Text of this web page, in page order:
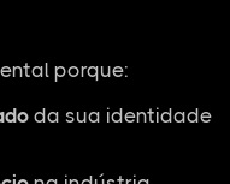
porque:
da sua identidade